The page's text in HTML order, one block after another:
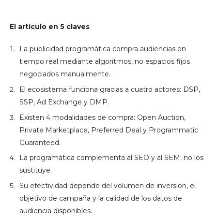
El artículo en 5 claves
La publicidad programática compra audiencias en
tiempo real mediante algoritmos, no espacios fijos
negociados manualmente.
El ecosistema funciona gracias a cuatro actores: DSP,
SSP, Ad Exchange y DMP.
Existen 4 modalidades de compra: Open Auction,
Private Marketplace, Preferred Deal y Programmatic
Guaranteed.
La programática complementa al SEO y al SEM; no los
sustituye.
Su efectividad depende del volumen de inversión, el
objetivo de campaña y la calidad de los datos de
audiencia disponibles.